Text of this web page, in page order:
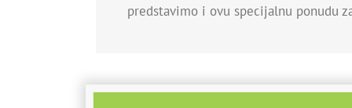
predstavimo i ovu specijalnu ponudu